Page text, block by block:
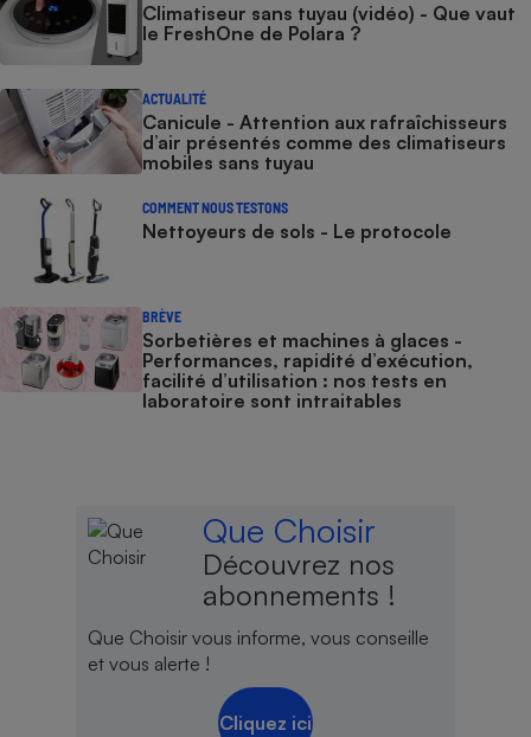
Climatiseur sans tuyau (vidéo) - Que vaut
le FreshOne de Polara ?
ACTUALITÉ
Canicule - Attention aux rafraîchisseurs
d’air présentés comme des climatiseurs
mobiles sans tuyau
COMMENT NOUS TESTONS
Nettoyeurs de sols - Le protocole
BRÈVE
Sorbetières et machines à glaces​​​​​​ -
Performances, rapidité d’exécution,
facilité d’utilisation : nos tests en
laboratoire sont intraitables
Que Choisir
Découvrez nos
abonnements !
Que Choisir vous informe, vous conseille
et vous alerte !
Cliquez ici